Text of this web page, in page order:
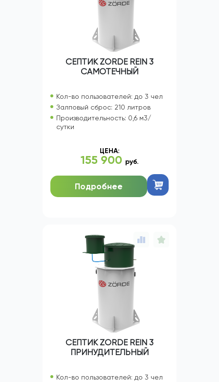
СЕПТИК ZORDE REIN 3
САМОТЕЧНЫЙ
Кол-во пользователей: до 3 чел
Залповый сброс: 210 литров
Производительность: 0,6 м3/
сутки
ЦЕНА:
155 900 руб.
Подробнее
СЕПТИК ZORDE REIN 3
ПРИНУДИТЕЛЬНЫЙ
Кол-во пользователей: до 3 чел